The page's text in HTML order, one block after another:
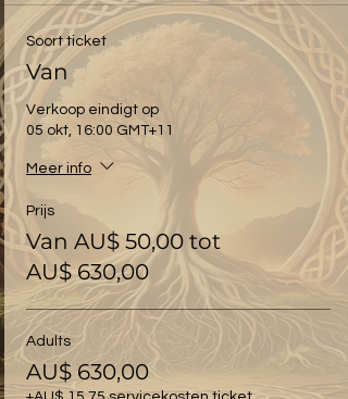
Soort ticket
Van
Verkoop eindigt op
05 okt, 16:00 GMT+11
Meer info
Prijs
Van AU$ 50,00 tot
AU$ 630,00
Adults
AU$ 630,00